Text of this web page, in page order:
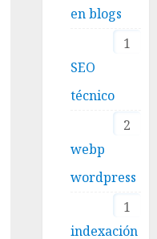
en blogs
1
SEO
técnico
2
webp
wordpress
1
indexación